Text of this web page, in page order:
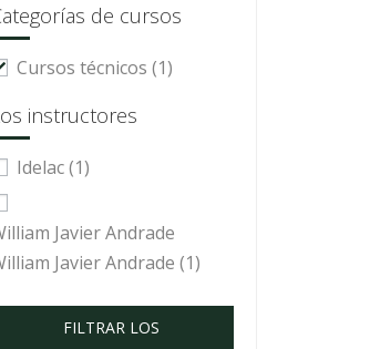
de cursos
Cursos técnicos (1)
instructores
Idelac(1)
Javier Andrade
Javier Andrade (1)
FILTRAR LOS